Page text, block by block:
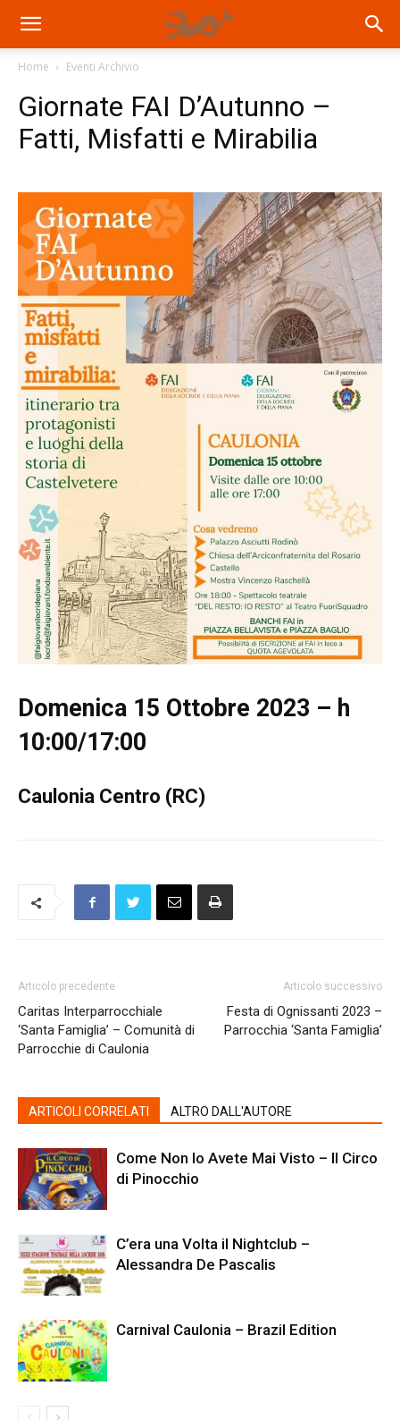
Home Eventi Archivio
Giornate FAI D’Autunno –
Fatti, Misfatti e Mirabilia
Domenica 15 Ottobre 2023 – h
10:00/17:00
Caulonia Centro (RC)
Articolo precedente
Caritas Interparrocchiale
‘Santa Famiglia’ – Comunità di
Parrocchie di Caulonia
Articolo successivo
Festa di Ognissanti 2023 –
Parrocchia ‘Santa Famiglia’
ARTICOLI CORRELATI ALTRO DALL'AUTORE
Come Non lo Avete Mai Visto – Il Circo
di Pinocchio
C’era una Volta il Nightclub –
Alessandra De Pascalis
Carnival Caulonia – Brazil Edition